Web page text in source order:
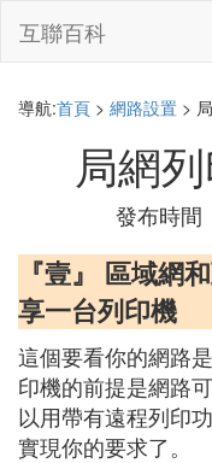
互聯百科
導航:首頁 > 網路設置 >
局網
發布時間
『壹』 區域網
享一台列印機
這個要看你的網路
印機的前提是網路
以用帶有遠程列印
實現你的要求了。